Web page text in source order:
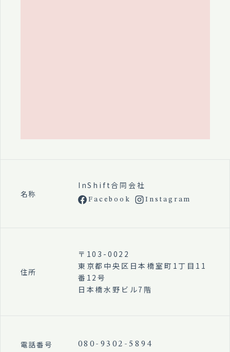
名称
InShift合同会社
Facebook Instagram
住所
〒103-0022
東京都中央区日本橋室町1丁目11
番12号
日本橋水野ビル7階
電話番号 080-9302-5894